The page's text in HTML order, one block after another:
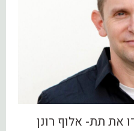
את תת- אלוף רונן